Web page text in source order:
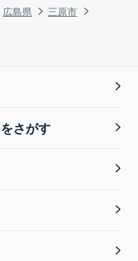
広島県
三原市
さがす